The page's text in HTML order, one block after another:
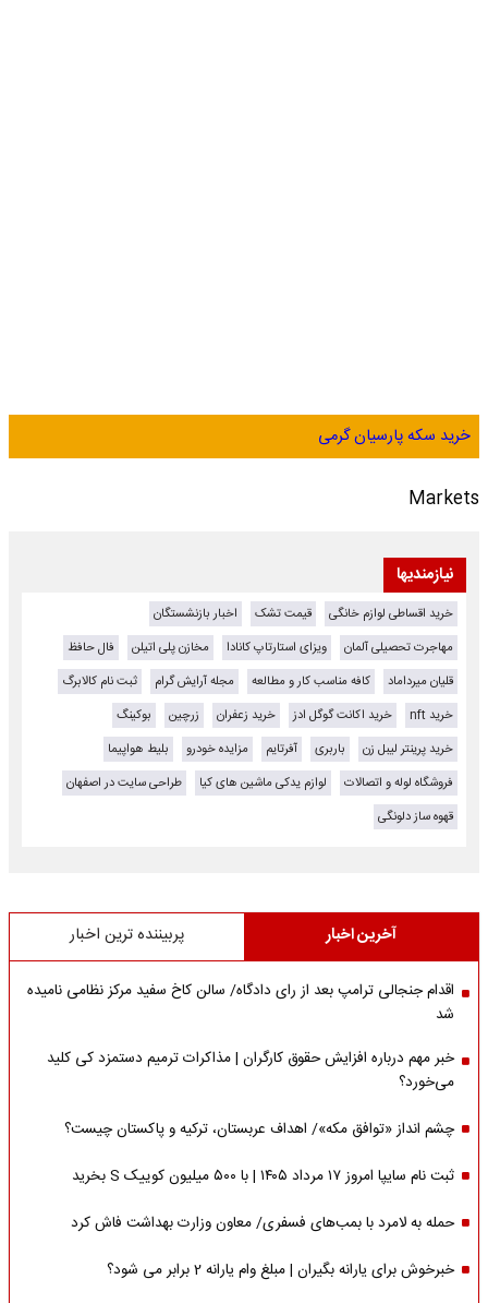
خرید سکه پارسیان گرمی
Markets
نیازمندیها
خرید اقساطی لوازم خانگی قیمت تشک
اخبار بازنشستگان
مهاجرت تحصیلی آلمان
ویزای استارتاپ کانادا مخازن پلی اتیلن
فال حافظ
قلیان میرداماد
کافه مناسب کار و مطالعه مجله آرایش گرام
ثبت نام کالابرگ
خرید nft
خرید اکانت گوگل ادز خرید زعفران زرچین
بوکینگ
خرید پرینتر لیبل زن
باربری آفرتایم مزایده خودرو
بلیط هواپیما
فروشگاه لوله و اتصالات
لوازم یدکی ماشین های کیا
طراحی سایت در اصفهان
قهوه ساز دلونگی
آخرین اخبار پربیننده ترین اخبار
اقدام جنجالی ترامپ بعد از رای دادگاه/ سالن کاخ سفید مرکز نظامی نامیده
شد
خبر مهم درباره افزایش حقوق کارگران | مذاکرات ترمیم دستمزد کی کلید
می‌خورد؟
چشم انداز «توافق مکه»/ اهداف عربستان، ترکیه و پاکستان چیست؟
ثبت نام سایپا امروز ۱۷ مرداد ۱۴۰۵ | با ۵۰۰ میلیون کوییک S بخرید
حمله به لامرد با بمب‌های فسفری/ معاون وزارت بهداشت فاش کرد
خبرخوش برای یارانه بگیران | مبلغ وام یارانه 2 برابر می شود؟